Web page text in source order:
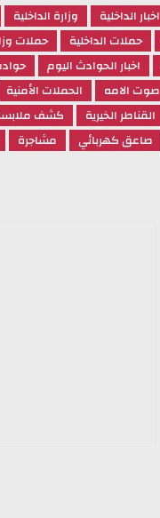
اخبار الداخلية وزارة الداخلية
حملات الداخلية حملات
اخبار الحوادث اليوم
صوت الامه الحملات الأمنية
القناطر الخيرية كشف
صاعق كهربائي مشاجرة